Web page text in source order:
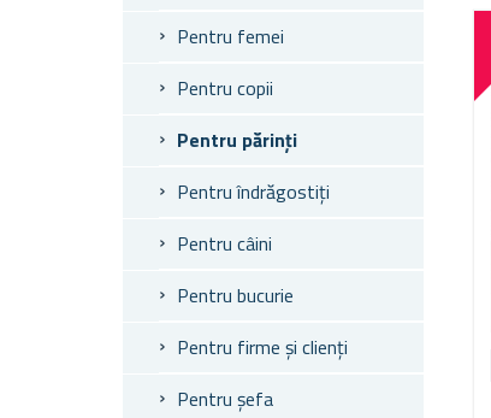
Pentru femei
Pentru copii
Pentru părinți
Pentru îndrăgostiți
Pentru câini
Pentru bucurie
Pentru firme și clienți
Pentru șefa